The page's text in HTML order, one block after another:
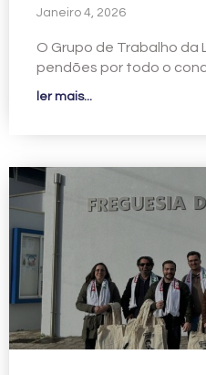
Janeiro 4, 2026
O Grupo de Trabalho da
pendões por todo o
ler mais...